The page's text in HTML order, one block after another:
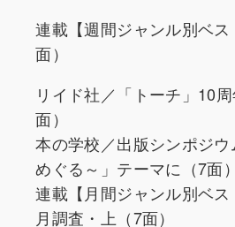
連載【週間ジャンル別ベ
面）
リイド社／「トーチ」10
面）
本の学校／出版シンポジ
めぐる～」テーマに（7面）
連載【月間ジャンル別ベ
月調査・上（7面）